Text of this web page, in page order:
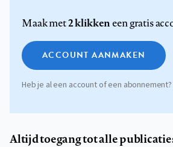
Maak met2 klikkeneen gratis
ACCOUNT AANMAKEN
Heb je al een account of een abonnement?
Altijd toegang tot alle